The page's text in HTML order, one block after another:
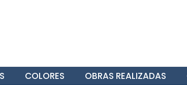
COLORES OBRAS REALIZADAS